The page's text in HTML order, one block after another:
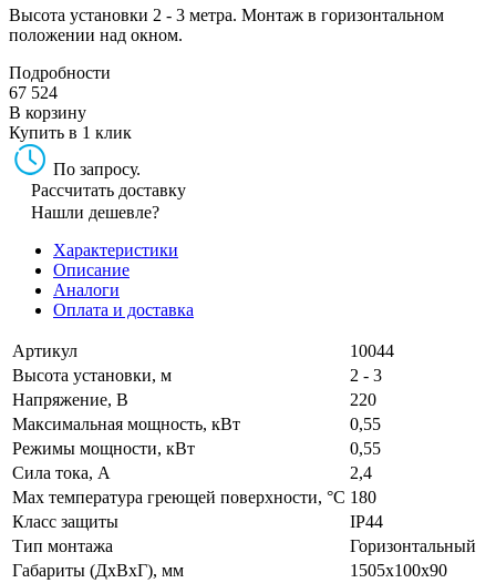
Высота установки 2 - 3 метра. Монтаж в горизонтальном
положении над окном.
Подробности
67 524
В корзину
Купить в 1 клик
По запросу.
Рассчитать доставку
Нашли дешевле?
Характеристики
Описание
Аналоги
Оплата и доставка
Артикул
10044
Высота установки, м
2 - 3
Напряжение, В
220
Максимальная мощность, кВт
0,55
Режимы мощности, кВт
0,55
Сила тока, А
2,4
Max температура греющей поверхности, °C 180
Класс защиты
IP44
Тип монтажа
Горизонтальный
Габариты (ДхВхГ), мм
1505x100x90